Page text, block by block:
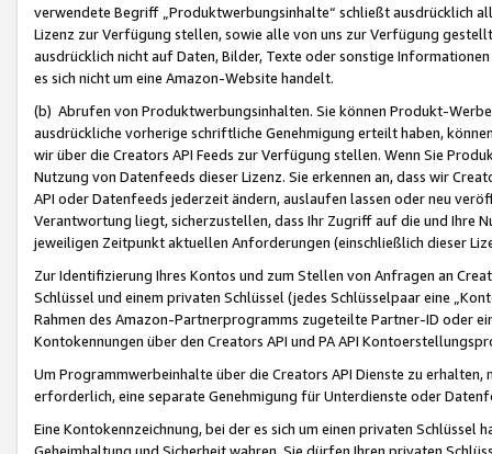
verwendete Begriff „Produktwerbungsinhalte“ schließt ausdrücklich
Lizenz zur Verfügung stellen, sowie alle von uns zur Verfügung
ausdrücklich nicht auf Daten, Bilder, Texte oder sonstige
es sich nicht um eine Amazon-Website handelt.
(b) Abrufen von Produktwerbungsinhalten. Sie können Produkt-
ausdrückliche vorherige schriftliche Genehmigung erteilt haben,
wir über die Creators API Feeds zur Verfügung stellen. Wenn Sie
Nutzung von Datenfeeds dieser Lizenz. Sie erkennen an, dass wir
API oder Datenfeeds jederzeit ändern, auslaufen lassen oder neu
Verantwortung liegt, sicherzustellen, dass Ihr Zugriff auf die und Ihre
jeweiligen Zeitpunkt aktuellen Anforderungen (einschließlich dieser
Zur Identifizierung Ihres Kontos und zum Stellen von Anfragen an
Schlüssel und einem privaten Schlüssel (jedes Schlüsselpaar eine
Rahmen des Amazon-Partnerprogramms zugeteilte Partner-ID oder
Kontokennungen über den Creators API und PA API
Um Programmwerbeinhalte über die Creators API Dienste zu
erforderlich, eine separate Genehmigung für Unterdienste oder
Eine Kontokennzeichnung, bei der es sich um einen privaten
Geheimhaltung und Sicherheit wahren. Sie dürfen Ihren privaten